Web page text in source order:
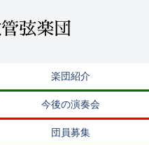
楽団紹介
今後の演奏会
団員募集